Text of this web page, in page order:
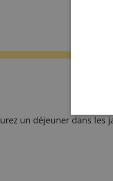
un déjeuner dans les